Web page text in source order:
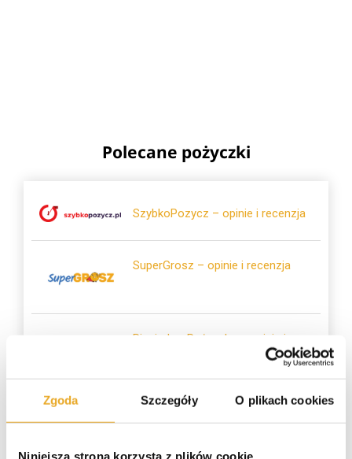
Zgoda Szczegóły O plikach cookies
Niniejsza strona korzysta z plików cookie
Polecane pożyczki
SzybkoPozycz – opinie i recenzja
SuperGrosz – opinie i recenzja
Pieniądze-Pożyczka – opinie i
Crezu – opinie i recenzja